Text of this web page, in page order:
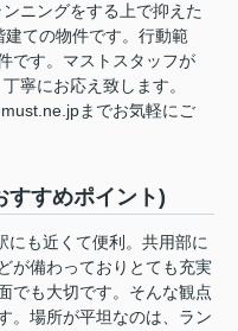
ニングをする上で抑えた
ての物件です。行動範
です。マストスタッフが
寧にお応え致します。
までお気軽にご
すすめポイント)
にも近くて便利。共用部に
が備わっておりとても充実
でも大切です。そんな観点
。場所が平坦なのは、ラン